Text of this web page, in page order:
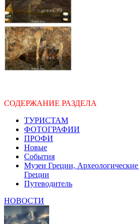
СОДЕРЖАНИЕ РАЗДЕЛА
ТУРИСТАМ
ФОТОГРАФИИ
ПРОФИ
Новые
События
Музеи Греции,
Греции
Путеводитель
НОВОСТИ